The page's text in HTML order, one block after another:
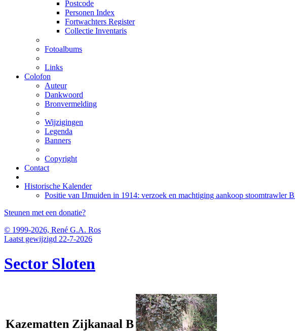
Postcode
Personen Index
Fortwachters Register
Collectie Inventaris
Fotoalbums
Links
Colofon
Auteur
Dankwoord
Bronvermelding
Wijzigingen
Legenda
Banners
Copyright
Contact
Historische Kalender
Positie van IJmuiden in 1914: verzoek en machtiging aankoop stoomtrawler
Steunen met een donatie?
© 1999-2026, René G.A. Ros
Laatst gewijzigd 22-7-2026
Sector Sloten
Kazematten Zijkanaal B